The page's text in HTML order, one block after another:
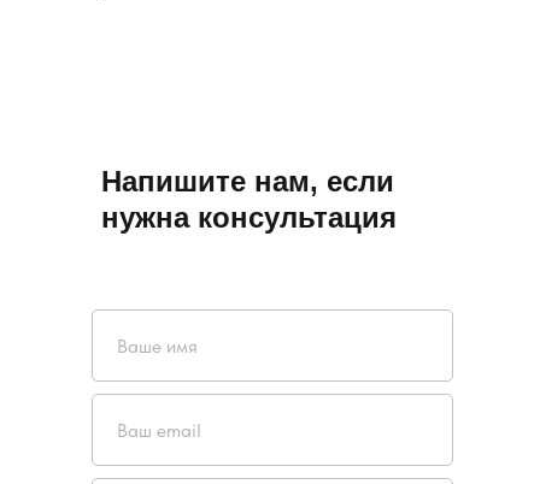
Напишите нам, если
нужна консультация